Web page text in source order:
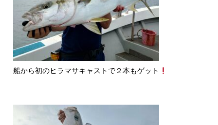
船から初のヒラマサキャストで２本もゲット